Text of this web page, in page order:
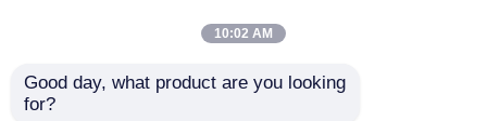
Faisceau de treillis et
Faible poids et
10:02 AM
Good day, what product are you looking
for?